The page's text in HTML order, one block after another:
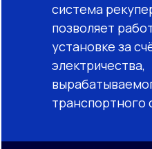
система
позволяет
установке за
электричества,
транспортного